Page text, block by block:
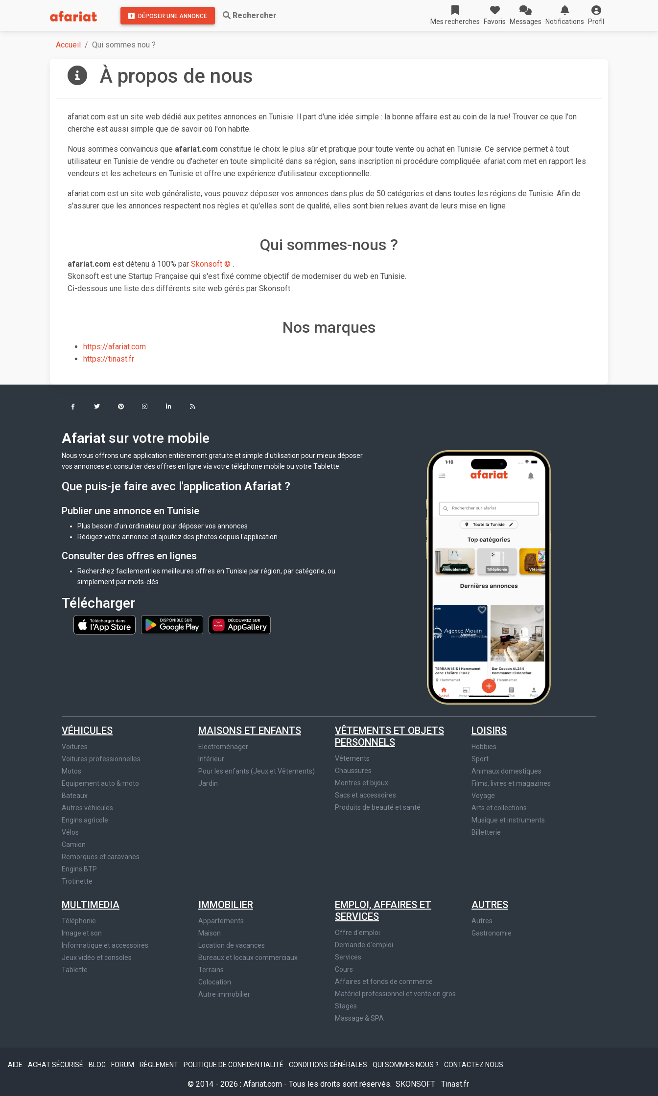
DÉPOSER UNE ANNONCE Rechercher
Mes recherches Favoris Messages Notifications Profil
Accueil Qui sommes nou ?
À propos de nous
afariat.com est un site web dédié aux petites annonces en Tunisie. Il part d'une idée simple : la bonne affaire est au coin de la rue! Trouver ce que l'on
cherche est aussi simple que de savoir où l'on habite.
Nous sommes convaincus que afariat.com constitue le choix le plus sûr et pratique pour toute vente ou achat en Tunisie. Ce service permet à tout
utilisateur en Tunisie de vendre ou d'acheter en toute simplicité dans sa région, sans inscription ni procédure compliquée. afariat.com met en rapport les
vendeurs et les acheteurs en Tunisie et offre une expérience d'utilisateur exceptionnelle.
afariat.com est un site web généraliste, vous pouvez déposer vos annonces dans plus de 50 catégories et dans toutes les régions de Tunisie. Afin de
s'assurer que les annonces respectent nos règles et qu'elles sont de qualité, elles sont bien relues avant de leurs mise en ligne
Qui sommes-nous ?
afariat.com est détenu à 100% par Skonsoft © .
Skonsoft est une Startup Française qui s'est fixé comme objectif de moderniser du web en Tunisie.
Ci-dessous une liste des différents site web gérés par Skonsoft.
Nos marques
https://afariat.com
https://tinast.fr
Afariat sur votre mobile
Nous vous offrons une application entièrement gratuite et simple d'utilisation pour mieux déposer
vos annonces et consulter des offres en ligne via votre téléphone mobile ou votre Tablette.
Que puis-je faire avec l'application Afariat ?
Publier une annonce en Tunisie
Plus besoin d'un ordinateur pour déposer vos annonces
Rédigez votre annonce et ajoutez des photos depuis l'application
Consulter des offres en lignes
Recherchez facilement les meilleures offres en Tunisie par région, par catégorie, ou
simplement par mots-clés.
Télécharger
VÉHICULES
Voitures
Voitures professionnelles
Motos
Equipement auto & moto
Bateaux
Autres véhicules
Engins agricole
Vélos
Camion
Remorques et caravanes
Engins BTP
Trotinette
MAISONS ET ENFANTS
Electroménager
Intérieur
Pour les enfants (Jeux et Vêtements)
Jardin
VÊTEMENTS ET OBJETS
PERSONNELS
Vêtements
Chaussures
Montres et bijoux
Sacs et accessoires
Produits de beauté et santé
LOISIRS
Hobbies
Sport
Animaux domestiques
Films, livres et magazines
Voyage
Arts et collections
Musique et instruments
Billetterie
MULTIMEDIA
Téléphonie
Image et son
Informatique et accessoires
Jeux vidéo et consoles
Tablette
IMMOBILIER
Appartements
Maison
Location de vacances
Bureaux et locaux commerciaux
Terrains
Colocation
Autre immobilier
EMPLOI, AFFAIRES ET
SERVICES
Offre d'emploi
Demande d'emploi
Services
Cours
Affaires et fonds de commerce
Matériel professionnel et vente en gros
Stages
Massage & SPA
AUTRES
Autres
Gastronomie
AIDE ACHAT SÉCURISÉ BLOG FORUM RÈGLEMENT POLITIQUE DE CONFIDENTIALITÉ CONDITIONS GÉNÉRALES QUI SOMMES NOUS ? CONTACTEZ NOUS
© 2014 - 2026 : Afariat.com - Tous les droits sont réservés. SKONSOFT Tinast.fr